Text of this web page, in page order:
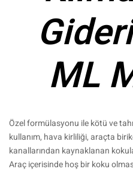
ML
Özel formülasyonu ile kötü ve
kullanım, hava kirliliği, araçta
kanallarından kaynaklanan
Araç içerisinde hoş bir koku